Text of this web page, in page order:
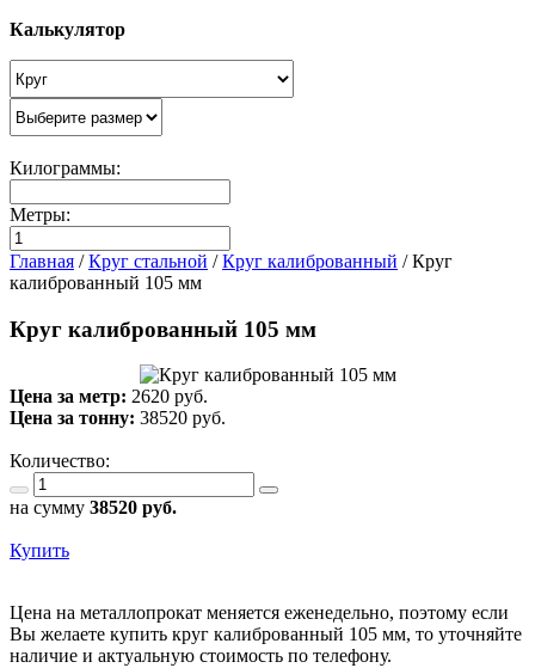
Калькулятор
Килограммы:
Метры:
Главная /Круг стальной /Круг калиброванный /Круг
калиброванный 105 мм
Круг калиброванный 105 мм
Цена за метр: 2620 руб.
Цена за тонну: 38520 руб.
Количество:
на сумму 38520 руб.
Купить
Цена на металлопрокат меняется еженедельно, поэтому если
Вы желаете купить круг калиброванный 105 мм, то уточняйте
наличие и актуальную стоимость по телефону.